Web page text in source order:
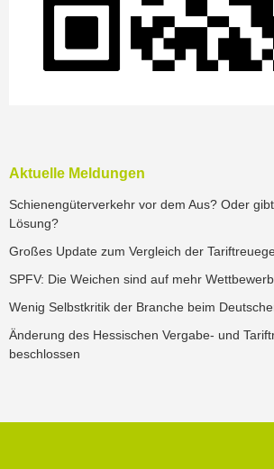
Aktuelle Meldungen
Schienengüterverkehr vor dem Aus? Oder
Lösung?
Großes Update zum Vergleich der
SPFV: Die Weichen sind auf mehr
Wenig Selbstkritik der Branche beim
Änderung des Hessischen Vergabe- und
beschlossen